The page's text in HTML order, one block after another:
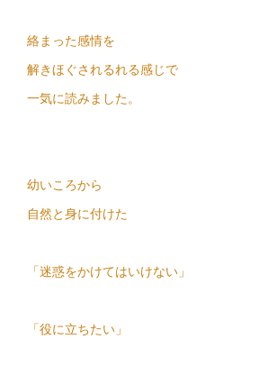
絡まった感情を
解きほぐされるれる感じで
一気に読みました。
幼いころから
自然と身に付けた
「迷惑をかけてはいけない」
「役に立ちたい」